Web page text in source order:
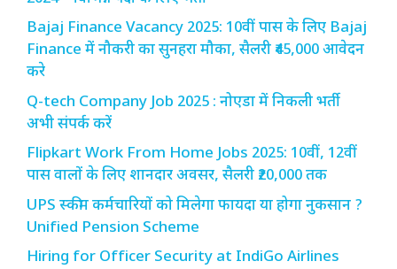
Bajaj Finance Vacancy 2025: 10वीं पास के लिए Bajaj
Finance में नौकरी का सुनहरा मौका, सैलरी ₹45,000 आवेदन
करे
Q-tech Company Job 2025 : नोएडा में निकली भर्ती
अभी संपर्क करें
Flipkart Work From Home Jobs 2025: 10वीं, 12वीं
पास वालों के लिए शानदार अवसर, सैलरी ₹20,000 तक
UPS स्कीम कर्मचारियों को मिलेगा फायदा या होगा नुकसान ?
Unified Pension Scheme
Hiring for Officer Security at IndiGo Airlines